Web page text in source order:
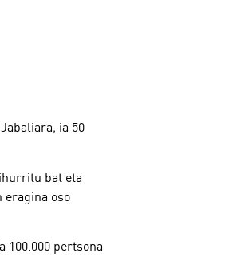
ia 50
bat eta
eragina oso
100.000 pertsona